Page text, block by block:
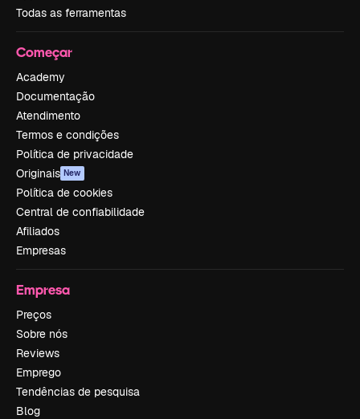
Todas as ferramentas
Começar
Academy
Documentação
Atendimento
Termos e condições
Política de privacidade
Originais New
Política de cookies
Central de confiabilidade
Afiliados
Empresas
Empresa
Preços
Sobre nós
Reviews
Emprego
Tendências de pesquisa
Blog